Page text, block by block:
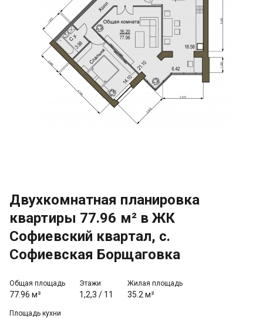
Двухкомнатная планировка
квартиры 77.96 м² в ЖК
Софиевский квартал, с.
Софиевская Борщаговка
Общая площадь
77.96 м²
Этажи
1,2,3 / 11
Жилая площадь
35.2 м²
Площадь кухни